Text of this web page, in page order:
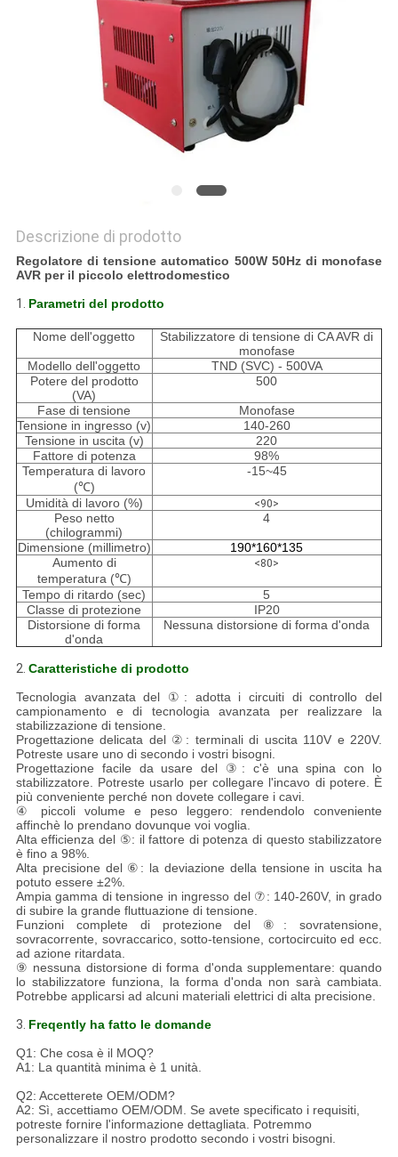
Descrizione di prodotto
Regolatore di tensione automatico 500W 50Hz di monofase
AVR per il piccolo elettrodomestico
1. Parametri del prodotto
Nome dell'oggetto
Stabilizzatore di tensione di CA AVR di
monofase
Modello dell'oggetto
TND (SVC) - 500VA
Potere del prodotto
(VA)
500
Fase di tensione
Monofase
Tensione in ingresso (v)
140-260
Tensione in uscita (v)
220
Fattore di potenza
98%
Temperatura di lavoro
(℃)
-15~45
Umidità di lavoro (%) <90>
Peso netto
(chilogrammi)
4
Dimensione (millimetro)
190*160*135
Aumento di
temperatura (℃)
<80>
Tempo di ritardo (sec)
5
Classe di protezione
IP20
Distorsione di forma
d'onda
Nessuna distorsione di forma d'onda
2. Caratteristiche di prodotto
Tecnologia avanzata del ①: adotta i circuiti di controllo del
campionamento e di tecnologia avanzata per realizzare la
stabilizzazione di tensione.
Progettazione delicata del ②: terminali di uscita 110V e 220V.
Potreste usare uno di secondo i vostri bisogni.
Progettazione facile da usare del ③: c'è una spina con lo
stabilizzatore. Potreste usarlo per collegare l'incavo di potere. È
più conveniente perché non dovete collegare i cavi.
④ piccoli volume e peso leggero: rendendolo conveniente
affinchè lo prendano dovunque voi voglia.
Alta efficienza del ⑤: il fattore di potenza di questo stabilizzatore
è fino a 98%.
Alta precisione del ⑥: la deviazione della tensione in uscita ha
potuto essere ±2%.
Ampia gamma di tensione in ingresso del ⑦: 140-260V, in grado
di subire la grande fluttuazione di tensione.
Funzioni complete di protezione del ⑧: sovratensione,
sovracorrente, sovraccarico, sotto-tensione, cortocircuito ed ecc.
ad azione ritardata.
⑨ nessuna distorsione di forma d'onda supplementare: quando
lo stabilizzatore funziona, la forma d'onda non sarà cambiata.
Potrebbe applicarsi ad alcuni materiali elettrici di alta precisione.
3. Freqently ha fatto le domande
Q1: Che cosa è il MOQ?
A1: La quantità minima è 1 unità.
Q2: Accetterete OEM/ODM?
A2: Sì, accettiamo OEM/ODM. Se avete specificato i requisiti,
potreste fornire l'informazione dettagliata. Potremmo
personalizzare il nostro prodotto secondo i vostri bisogni.